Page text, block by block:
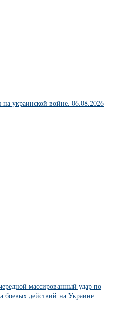
украинской войне. 06.08.2026
массированный удар по
боевых действий на Украине